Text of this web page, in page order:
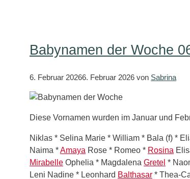
Babynamen der Woche
6. Februar 20266. Februar 2026 von Sabrina
Diese Vornamen wurden im Januar und
Niklas * Selina Marie * William * Bala (f) *
Naima *Amaya Rose * Romeo * Rosina
Mirabelle Ophelia * Magdalena Gretel *
Leni Nadine * Leonhard Balthasar * Thea-